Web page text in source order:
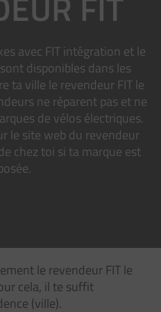
avec FIT intégration et le
disponibles dans les
ta ville le revendeur FIT le
ne réparent pas et ne
de vélos électriques.
le site web du revendeur
chez toi si ta marque est
le revendeur FIT le
cela, il te suffit
(ville).